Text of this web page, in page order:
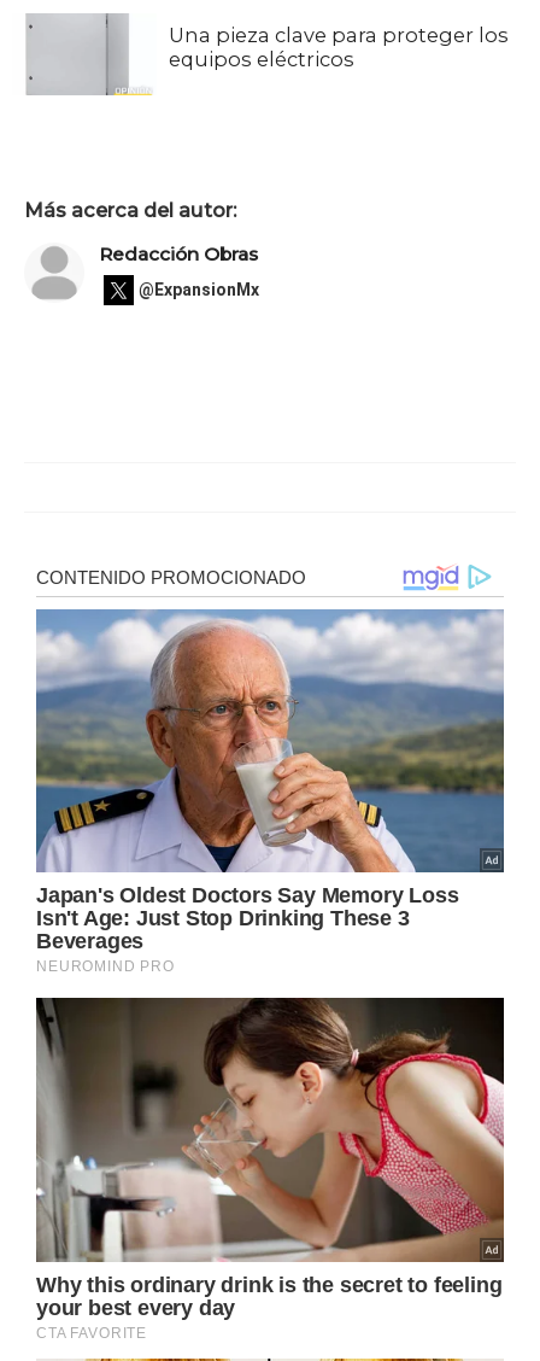
Una pieza clave para proteger los
equipos eléctricos
Más acerca del autor:
Redacción Obras
@ExpansionMx